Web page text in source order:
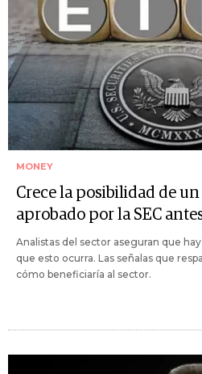
MONEY
Crece la posibilidad de
aprobado por la SEC
Analistas del sector aseguran que
que esto ocurra. Las señalas que
cómo beneficiaría al sector.